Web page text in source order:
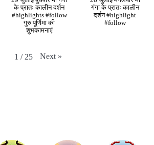
के प्रातः कालीन दर्शन
#highlights #follow
गुरु पूर्णिमा की
शुभकामनाएं
गंगा के प्रातः कालीन
दर्शन #highlight
#follow
1 / 25 Next »